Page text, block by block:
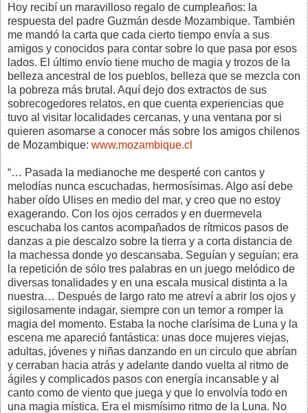
Hoy recibí un maravilloso regalo de cumpleaños: la
respuesta del padre Guzmán desde Mozambique. También
me mandó la carta que cada cierto tiempo envía a sus
amigos y conocidos para contar sobre lo que pasa por esos
lados. El último envío tiene mucho de magia y trozos de la
belleza ancestral de los pueblos, belleza que se mezcla con
la pobreza más brutal. Aquí dejo dos extractos de sus
sobrecogedores relatos, en que cuenta experiencias que
tuvo al visitar localidades cercanas, y una ventana por si
quieren asomarse a conocer más sobre los amigos chilenos
de Mozambique: www.mozambique.cl
“… Pasada la medianoche me desperté con cantos y
melodías nunca escuchadas, hermosísimas. Algo así debe
haber oído Ulises en medio del mar, y creo que no estoy
exagerando. Con los ojos cerrados y en duermevela
escuchaba los cantos acompañados de rítmicos pasos de
danzas a pie descalzo sobre la tierra y a corta distancia de
la machessa donde yo descansaba. Seguían y seguían; era
la repetición de sólo tres palabras en un juego melódico de
diversas tonalidades y en una escala musical distinta a la
nuestra… Después de largo rato me atreví a abrir los ojos y
sigilosamente indagar, siempre con un temor a romper la
magia del momento. Estaba la noche clarísima de Luna y la
escena me apareció fantástica: unas doce mujeres viejas,
adultas, jóvenes y niñas danzando en un circulo que abrían
y cerraban hacia atrás y adelante dando vuelta al ritmo de
ágiles y complicados pasos con energía incansable y al
canto como de viento que juega y que lo envolvía todo en
una magia mística. Era el mismísimo ritmo de la Luna. No